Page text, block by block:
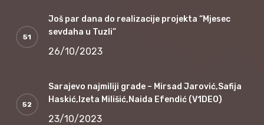
Još par dana do realizacije projekta “Mjesec
sevdaha u Tuzli”
26/10/2023
Sarajevo najmiliji grade – Mirsad Jarović,Safija
Haskić,Izeta Milišić,Naida Efendić (V1DEO)
23/10/2023